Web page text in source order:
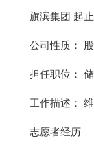
旗滨集团 起
公司性质：
担任职位：
工作描述：
志愿者经历